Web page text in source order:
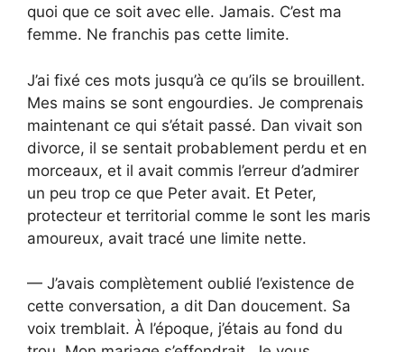
quoi que ce soit avec elle. Jamais. C’est ma
femme. Ne franchis pas cette limite.
J’ai fixé ces mots jusqu’à ce qu’ils se brouillent.
Mes mains se sont engourdies. Je comprenais
maintenant ce qui s’était passé. Dan vivait son
divorce, il se sentait probablement perdu et en
morceaux, et il avait commis l’erreur d’admirer
un peu trop ce que Peter avait. Et Peter,
protecteur et territorial comme le sont les maris
amoureux, avait tracé une limite nette.
— J’avais complètement oublié l’existence de
cette conversation, a dit Dan doucement. Sa
voix tremblait. À l’époque, j’étais au fond du